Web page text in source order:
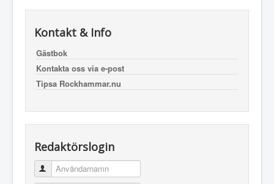
Kontakt & Info
Gästbok
Kontakta oss via e-post
Tipsa Rockhammar.nu
Redaktörslogin
Användarnamn